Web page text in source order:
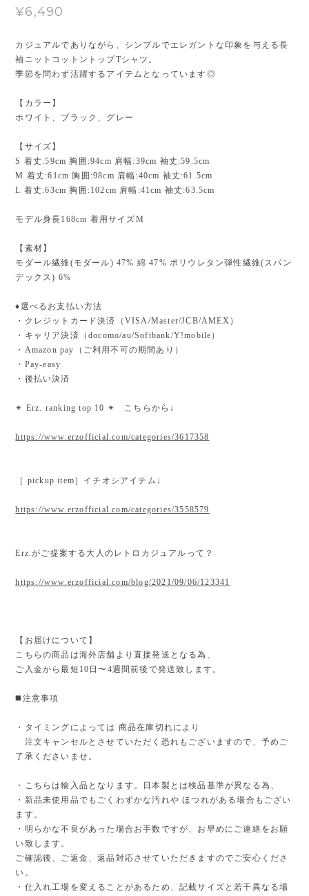
¥6,490
カジュアルでありながら、シンプルでエレガントな印象を与える長
袖ニットコットントップTシャツ。
季節を問わず活躍するアイテムとなっています◎
【カラー】
ホワイト、ブラック、グレー
【サイズ】
S 着丈:59cm 胸囲:94cm 肩幅:39cm 袖丈:59.5cm
M 着丈:61cm 胸囲:98cm 肩幅:40cm 袖丈:61.5cm
L 着丈:63cm 胸囲:102cm 肩幅:41cm 袖丈:63.5cm
モデル身長168cm 着用サイズM
【素材】
モダール繊維(モダール) 47% 綿 47% ポリウレタン弾性繊維(スパン
デックス) 6%
♦︎選べるお支払い方法
・クレジットカード決済（VISA/Master/JCB/AMEX）
・キャリア決済（docomo/au/Softbank/Y!mobile）
・Amazon pay（ご利用不可の期間あり）
・Pay-easy
・後払い決済
✴︎ Erz. ranking top 10 ✴︎ こちらから↓
https://www.erzofficial.com/categories/3617358
［ pickup item］イチオシアイテム↓
https://www.erzofficial.com/categories/3558579
Erz.がご提案する大人のレトロカジュアルって？
https://www.erzofficial.com/blog/2021/09/06/123341
【お届けについて】
こちらの商品は海外店舗より直接発送となる為、
ご入金から最短10日〜4週間前後で発送致します。
◼️注意事項
・タイミングによっては 商品在庫切れにより
注文キャンセルとさせていただく恐れもございますので、予めご
了承くださいませ。
・こちらは輸入品となります。日本製とは検品基準が異なる為、
・新品未使用品でもごくわずかな汚れや ほつれがある場合もござい
ます。
・明らかな不良があった場合お手数ですが、お早めにご連絡をお願
い致します。
ご確認後、ご返金、返品対応させていただきますのでご安心くださ
い。
・仕入れ工場を変えることがあるため、記載サイズと若干異なる場